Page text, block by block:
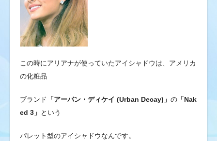
この時にアリアナが使っていたアイシャドウは、アメリカ
の化粧品
ブランド 「アーバン・ディケイ (Urban Decay)」 の 「Nak
ed 3」 という
パレット型のアイシャドウなんです。